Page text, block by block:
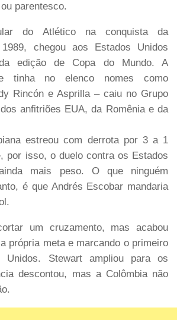
parentesco.
do Atlético na conquista da
chegou aos Estados Unidos
edição de Copa do Mundo. A
tinha no elenco nomes como
Rincón e Asprilla – caiu no Grupo
anfitriões EUA, da Romênia e da
estreou com derrota por 3 a 1
por isso, o duelo contra os Estados
mais peso. O que ninguém
é que Andrés Escobar mandaria
um cruzamento, mas acabou
própria meta e marcando o primeiro
Unidos. Stewart ampliou para os
descontou, mas a Colômbia não